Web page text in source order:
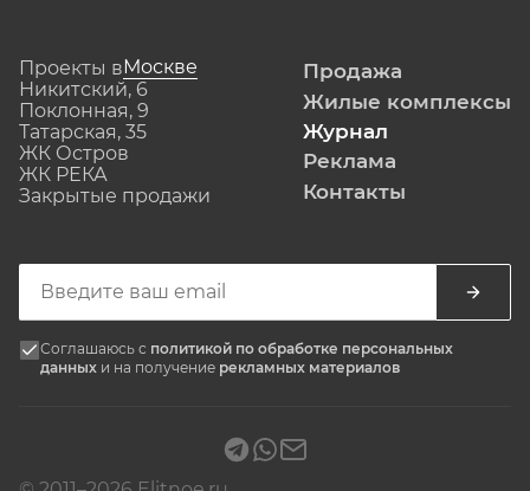
Проекты вМоскве
Никитский, 6
Поклонная, 9
Татарская, 35
ЖК Остров
ЖК РЕКА
Закрытые продажи
Продажа
Жилые комплексы
Журнал
Реклама
Контакты
Соглашаюсь с политикой по обработке персональных
данных и на получение рекламных материалов